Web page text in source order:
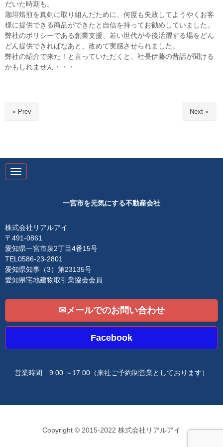
だいた時期も。
珈琲焙煎を真剣に取り組んだために、何度も失敗してようやくお客
様に提供できる商品ができたと自信を持ってお勧めしていました。
弊社のポリシーである創業支援、若い世代が今後活躍する場をどん
どん提供できればなあと、改めて実感させられました。
弊社の紹介で来た！と言っていただくと、社長伊藤の昔話が聞ける
かもしれません・・・
« Prev Next »
N
a
i
o
n
一宮市を元気にする不動産会社
株式会社リアルアイ
〒491-0861
愛知県一宮市泉2丁目4番15号
TEL0586-23-2801
愛知県知事（3）第23135号
愛知県宅地建物取引業協会会員
✉メールでのお問い合わせ
Facebook
営業時間 9:00 ～17:00 （来社ご予約制営業としております）
Copyright © 2015-2022 株式会社リアルアイ